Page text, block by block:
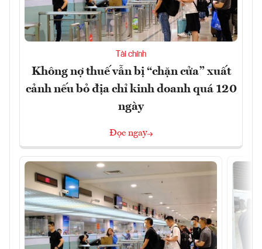
Tài chính
Không nợ thuế vẫn bị “chặn cửa” xuất
cảnh nếu bỏ địa chỉ kinh doanh quá 120
ngày
Đọc ngay